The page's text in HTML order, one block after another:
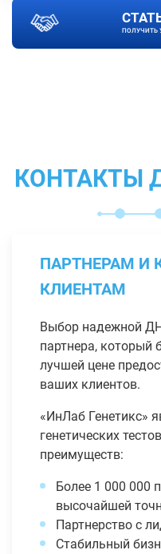
ПОЛУЧИТЬ
КОНТАКТЫ
ПАРТНЕРАМ И
КЛИЕНТАМ
Выбор надежной
партнера, который
лучшей цене
ваших клиентов.
«ИнЛаб Генетикс»
генетических
преимуществ:
Более 1 000 000
высочайшей
Партнерство с
Стабильный